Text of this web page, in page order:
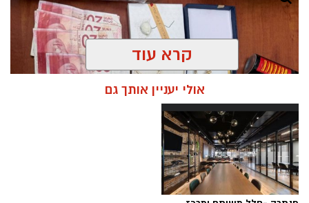
קרא עוד
אולי יעניין אותך גם